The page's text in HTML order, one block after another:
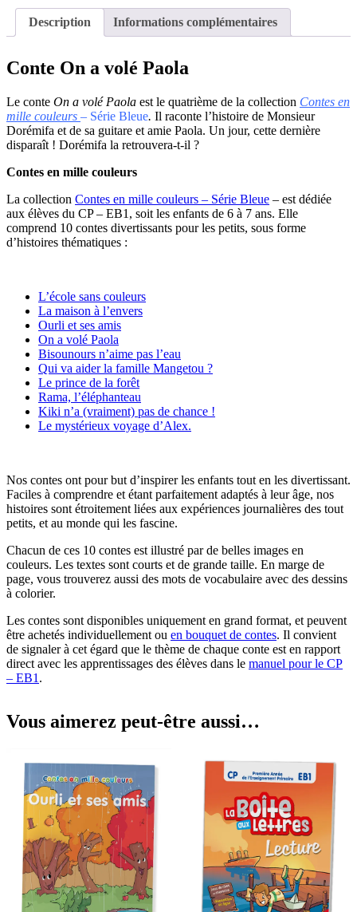
Description Informations complémentaires
Conte On a volé Paola
Le conte On a volé Paola est le quatrième de la collection Contes en
mille couleurs – Série Bleue. Il raconte l’histoire de Monsieur
Dorémifa et de sa guitare et amie Paola. Un jour, cette dernière
disparaît ! Dorémifa la retrouvera-t-il ?
Contes en mille couleurs
La collection Contes en mille couleurs – Série Bleue – est dédiée
aux élèves du CP – EB1, soit les enfants de 6 à 7 ans. Elle
comprend 10 contes divertissants pour les petits, sous forme
d’histoires thématiques :
L’école sans couleurs
La maison à l’envers
Ourli et ses amis
On a volé Paola
Bisounours n’aime pas l’eau
Qui va aider la famille Mangetou ?
Le prince de la forêt
Rama, l’éléphanteau
Kiki n’a (vraiment) pas de chance !
Le mystérieux voyage d’Alex.
Nos contes ont pour but d’inspirer les enfants tout en les divertissant.
Faciles à comprendre et étant parfaitement adaptés à leur âge, nos
histoires sont étroitement liées aux expériences journalières des tout
petits, et au monde qui les fascine.
Chacun de ces 10 contes est illustré par de belles images en
couleurs. Les textes sont courts et de grande taille. En marge de
page, vous trouverez aussi des mots de vocabulaire avec des dessins
à colorier.
Les contes sont disponibles uniquement en grand format, et peuvent
être achetés individuellement ou en bouquet de contes. Il convient
de signaler à cet égard que le thème de chaque conte est en rapport
direct avec les apprentissages des élèves dans le manuel pour le CP
– EB1 .
Vous aimerez peut-être aussi…